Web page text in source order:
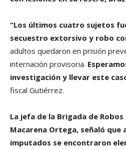
“Los últimos cuatro sujetos
secuestro extorsivo y robo
adultos quedaron en prisión
internación provisoria.
investigación y llevar este
fiscal Gutiérrez.
La jefa de la Brigada de
Macarena Ortega, señaló que
imputados se encontraron